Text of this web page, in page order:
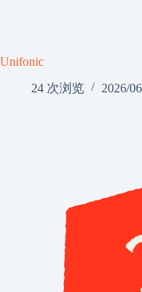
Unifonic
24 次浏览
2026/